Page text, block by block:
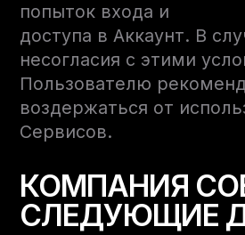
попыток входа и
доступа в Аккаунт. В
несогласия с этими
Пользователю
воздержаться от
Сервисов.
КОМПАНИЯ
СЛЕДУЮЩИЕ